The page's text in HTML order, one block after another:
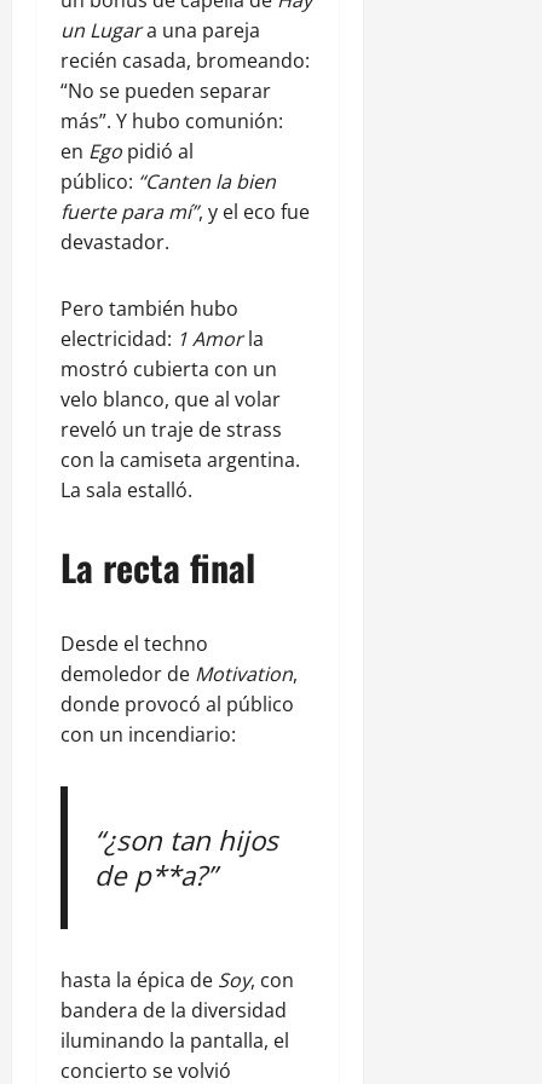
un Lugara una pareja
recién casada, bromeando:
“No se pueden separar
más”. Y hubo comunión:
en Ego pidió al
público: “Canten la bien
fuerte para mí”, y el eco fue
devastador.
Pero también hubo
electricidad: 1 Amorla
mostró cubierta con un
velo blanco, que al volar
reveló un traje de strass
con la camiseta argentina.
La sala estalló.
La recta final
Desde el techno
demoledor de Motivation,
donde provocó al público
con un incendiario:
“¿son tan hijos
de p**a?”
hasta la épica de Soy, con
bandera de la diversidad
iluminando la pantalla, el
concierto se volvió